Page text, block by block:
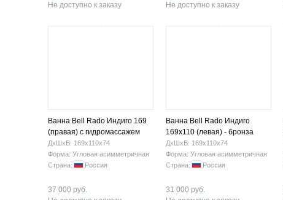
Не доступно к заказу
Не доступно к заказу
Ванна Bell Rado Индиго 169
(правая) с гидромассажем
ДхШхВ: 169х110х74
Форма: Угловая асимметричная
Страна:
Россия
37 000 руб.
Ванна Bell Rado Индиго
169х110 (левая) - бронза
ДхШхВ: 169х110х74
Форма: Угловая асимметричная
Страна:
Россия
31 000 руб.